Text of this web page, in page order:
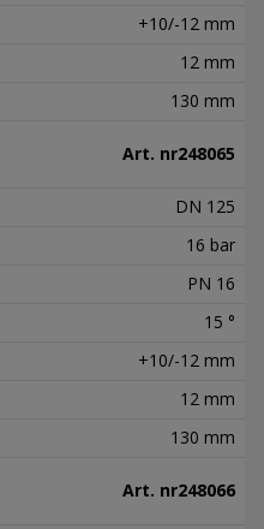
+10/-12 mm
12 mm
130 mm
Art. nr248065
DN 125
16 bar
PN 16
15 °
+10/-12 mm
12 mm
130 mm
Art. nr248066